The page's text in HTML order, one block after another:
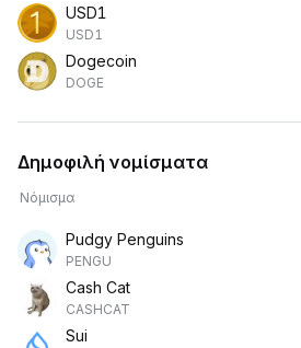
USD1
USD1
Dogecoin
DOGE
Δημοφιλή νομίσματα
Νόμισμα
Pudgy Penguins
PENGU
Cash Cat
CASHCAT
Sui